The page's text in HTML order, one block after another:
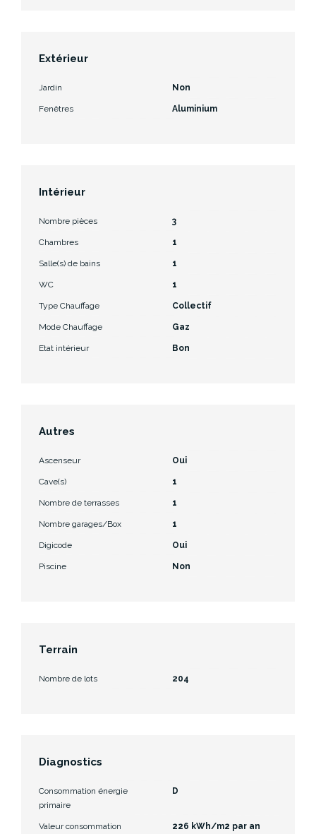
Extérieur
Jardin Non
Fenêtres Aluminium
Intérieur
Nombre pièces 3
Chambres 1
Salle(s) de bains 1
WC 1
Type Chauffage Collectif
Mode Chauffage Gaz
Etat intérieur Bon
Autres
Ascenseur Oui
Cave(s) 1
Nombre de terrasses 1
Nombre garages/Box 1
Digicode Oui
Piscine Non
Terrain
Nombre de lots 204
Diagnostics
Consommation énergie
primaire
D
Valeur consommation
226 kWh/m2 par an